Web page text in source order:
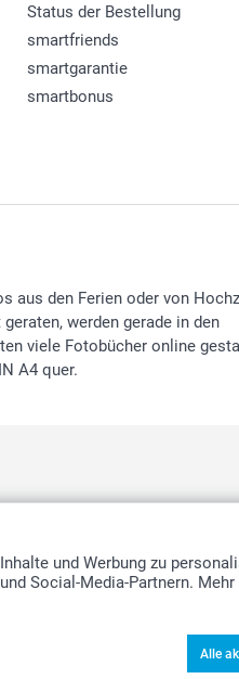
und Werbung zu
Social-Media-Partnern. Mehr
Alle
Status der Bestellung
smartfriends
smartgarantie
smartbonus
aus den Ferien oder von
werden gerade in den
viele Fotobücher online
A4 quer.